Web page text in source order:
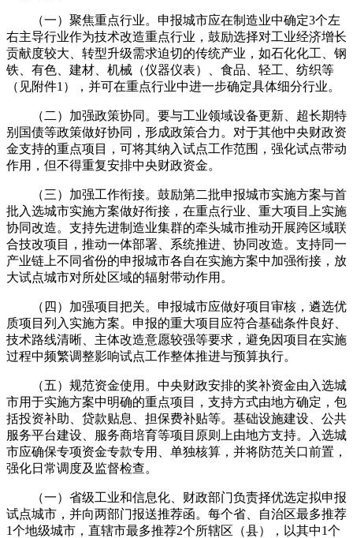
（一）聚焦重点行业。申报城市应在制造业中确定3个左
右主导行业作为技术改造重点行业，鼓励选择对工业经济增长
贡献度较大、转型升级需求迫切的传统产业，如石化化工、钢
铁、有色、建材、机械（仪器仪表）、食品、轻工、纺织等
（见附件1），并可在重点行业中进一步确定具体细分行业。
（二）加强政策协同。要与工业领域设备更新、超长期特
别国债等政策做好协同，形成政策合力。对于其他中央财政资
金支持的重点项目，可将其纳入试点工作范围，强化试点带动
作用，但不得重复安排中央财政资金。
（三）加强工作衔接。鼓励第二批申报城市实施方案与首
批入选城市实施方案做好衔接，在重点行业、重大项目上实施
协同改造。支持先进制造业集群的牵头城市推动开展跨区域联
合技改项目，推动一体部署、系统推进、协同改造。支持同一
产业链上不同省份的申报城市各自在实施方案中加强衔接，放
大试点城市对所处区域的辐射带动作用。
（四）加强项目把关。申报城市应做好项目审核，遴选优
质项目列入实施方案。申报的重大项目应符合基础条件良好、
技术路线清晰、主体改造意愿较强等要求，避免因项目在实施
过程中频繁调整影响试点工作整体推进与预算执行。
（五）规范资金使用。中央财政安排的奖补资金由入选城
市用于实施方案中明确的重点项目，支持方式由地方确定，包
括投资补助、贷款贴息、担保费补贴等。基础设施建设、公共
服务平台建设、服务商培育等项目原则上由地方支持。入选城
市应确保专项资金专款专用、单独核算，并将防范关口前置，
强化日常调度及监督检查。
（一）省级工业和信息化、财政部门负责择优选定拟申报
试点城市，并向两部门报送推荐函。每个省、自治区最多推荐
1个地级城市，直辖市最多推荐2个所辖区（县），以其中1个